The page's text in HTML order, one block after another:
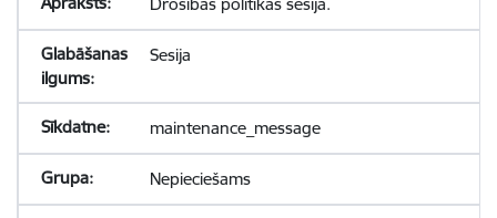
Sesija
maintenance_message
Nepieciešams